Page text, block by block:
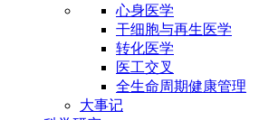
心身医学
干细胞与再生医学
转化医学
医工交叉
全生命周期健康管理
大事记